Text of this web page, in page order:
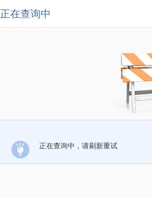
正在查询中
正在查询中，请刷新重试